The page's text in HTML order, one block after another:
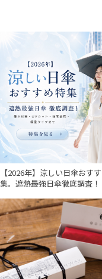
【2026年】涼しい日傘おす
集。遮熱最強日傘徹底調査！